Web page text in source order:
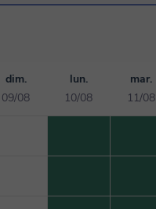
dim.
09/08
lun.
10/08
mar.
11/08